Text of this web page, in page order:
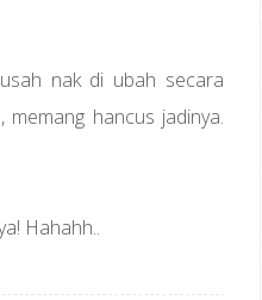
nak di ubah secara
hancus jadinya.
Hahahh..